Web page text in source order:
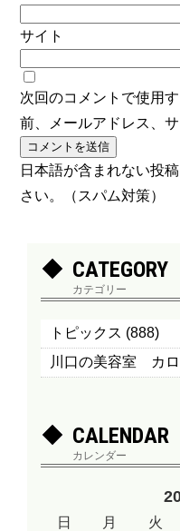
サイト
次回のコメントで使用
前、メールアドレス、サ
日本語が含まれない投
さい。（スパム対策）
CATEGORY
カテゴリー
トピックス (888)
川口の美容室 カ
CALENDAR
カレンダー
日 月 火